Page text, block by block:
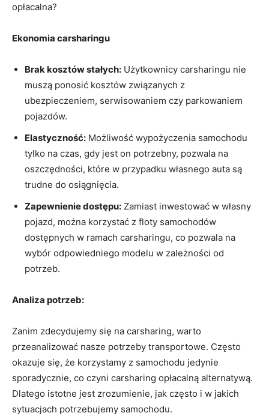
opłacalna?
Ekonomia carsharingu
Brak ⁤kosztów stałych: Użytkownicy carsharingu nie
muszą ponosić kosztów związanych z
ubezpieczeniem, serwisowaniem czy parkowaniem
pojazdów.
Elastyczność: Możliwość wypożyczenia samochodu
tylko na czas, gdy jest ‍on potrzebny, pozwala​ na
oszczędności, które w przypadku własnego ​auta są
trudne do osiągnięcia.
Zapewnienie dostępu: Zamiast inwestować w własny
pojazd, można korzystać z floty samochodów
dostępnych w ramach carsharingu, co ⁤pozwala na
wybór odpowiedniego modelu w zależności ⁣od
potrzeb.
Analiza potrzeb:
Zanim zdecydujemy się ‍na carsharing, warto
przeanalizować nasze potrzeby transportowe. Często
okazuje się, że‌ korzystamy z samochodu jedynie
sporadycznie, co czyni carsharing opłacalną alternatywą.
Dlatego istotne jest zrozumienie, jak często i w jakich
sytuacjach potrzebujemy samochodu.